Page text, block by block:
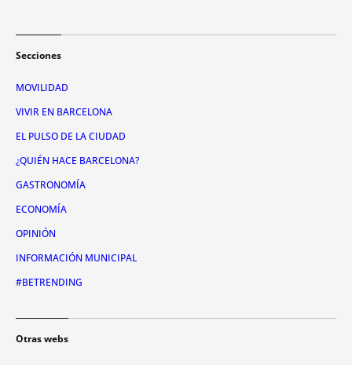
Secciones
MOVILIDAD
VIVIR EN BARCELONA
EL PULSO DE LA CIUDAD
¿QUIÉN HACE BARCELONA?
GASTRONOMÍA
ECONOMÍA
OPINIÓN
INFORMACIÓN MUNICIPAL
#BETRENDING
Otras webs